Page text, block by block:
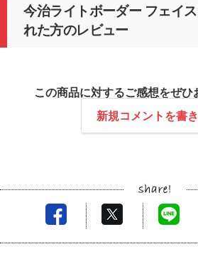
今治ライトボーダー フェイ
れた方のレビュー
この商品に対するご感想をぜひ
新規コメントを書